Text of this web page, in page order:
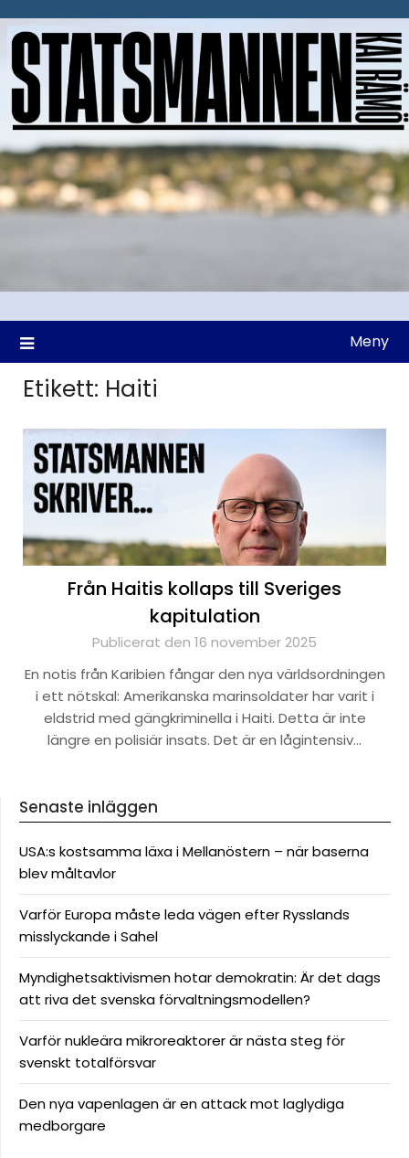
till
Meny
Etikett: Haiti
Från Haitis kollaps till Sveriges
kapitulation
Publicerat den 16 november 2025
En notis från Karibien fångar den nya världsordningen
i ett nötskal: Amerikanska marinsoldater har varit i
eldstrid med gängkriminella i Haiti. Detta är inte
längre en polisiär insats. Det är en lågintensiv…
Senaste inläggen
USA:s kostsamma läxa i Mellanöstern – när baserna
blev måltavlor
Varför Europa måste leda vägen efter Rysslands
misslyckande i Sahel
Myndighetsaktivismen hotar demokratin: Är det dags
att riva det svenska förvaltningsmodellen?
Varför nukleära mikroreaktorer är nästa steg för
svenskt totalförsvar
Den nya vapenlagen är en attack mot laglydiga
medborgare